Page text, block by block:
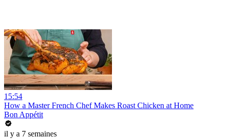
15:54
How a Master French Chef Makes Roast Chicken at Home
Bon Appétit
il y a 7 semaines